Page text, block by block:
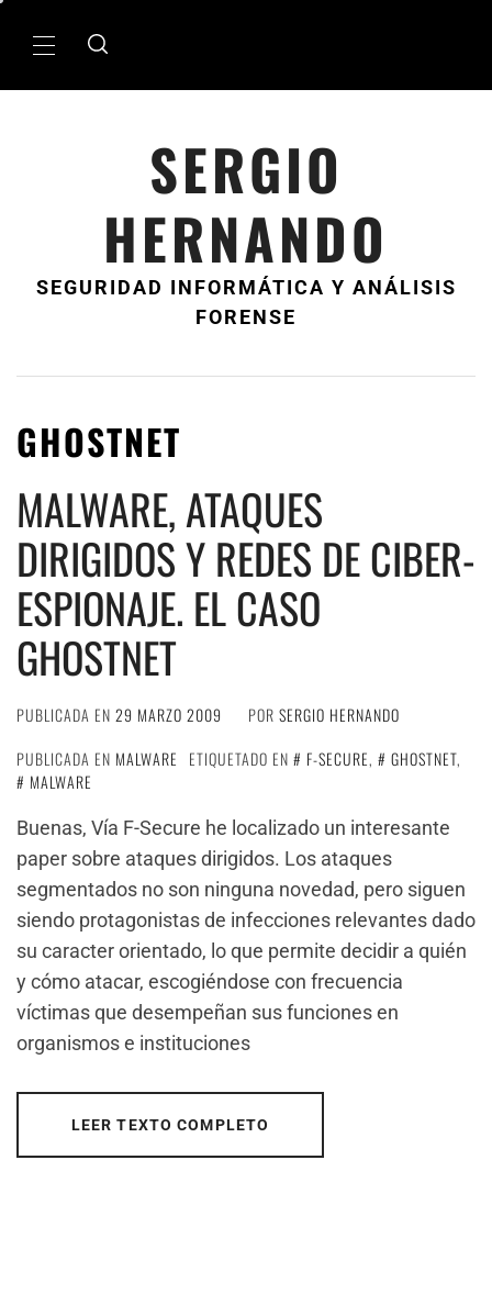
MenÃº
SERGIO
HERNANDO
SEGURIDAD INFORMÁTICA Y ANÁLISIS
FORENSE
GHOSTNET
MALWARE, ATAQUES
DIRIGIDOS Y REDES DE CIBER-
ESPIONAJE. EL CASO
GHOSTNET
PUBLICADA EN 29 MARZO 2009 POR SERGIO HERNANDO
PUBLICADA EN MALWARE ETIQUETADO EN F-SECURE, GHOSTNET,
MALWARE
Buenas, Vía F-Secure he localizado un interesante
paper sobre ataques dirigidos. Los ataques
segmentados no son ninguna novedad, pero siguen
siendo protagonistas de infecciones relevantes dado
su caracter orientado, lo que permite decidir a quién
y cómo atacar, escogiéndose con frecuencia
víctimas que desempeñan sus funciones en
organismos e instituciones
LEER TEXTO COMPLETO